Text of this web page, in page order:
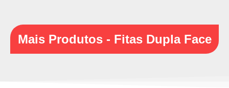
Mais Produtos - Fitas Dupla Face